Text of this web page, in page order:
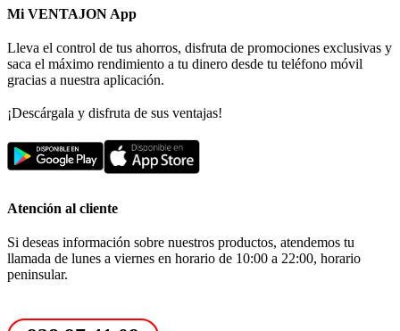
Mi VENTAJON App
Lleva el control de tus ahorros, disfruta de promociones exclusivas y
saca el máximo rendimiento a tu dinero desde tu teléfono móvil
gracias a nuestra aplicación.
¡Descárgala y disfruta de sus ventajas!
Atención al cliente
Si deseas información sobre nuestros productos, atendemos tu
llamada de lunes a viernes en horario de 10:00 a 22:00, horario
peninsular.